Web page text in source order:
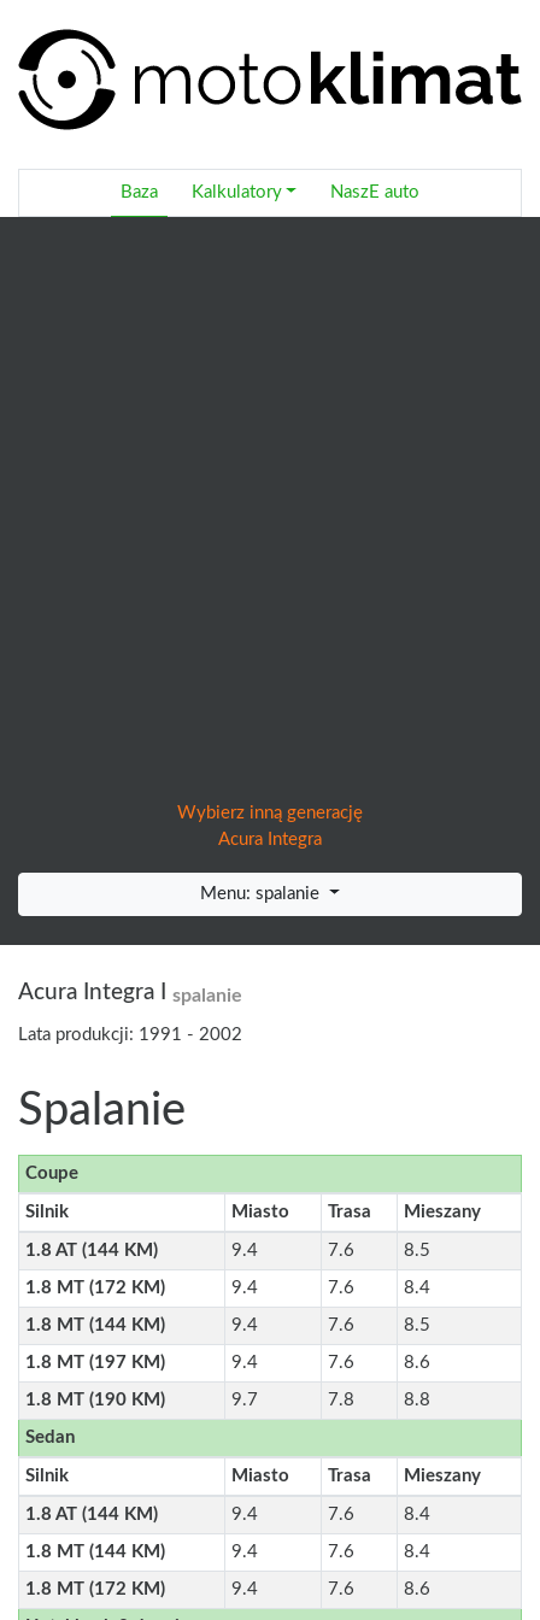
Baza Kalkulatory NaszE auto
Wybierz inną generację
Acura Integra
Menu: spalanie
Acura Integra I spalanie
Lata produkcji: 1991 - 2002
Spalanie
Coupe
Silnik Miasto Trasa Mieszany
1.8 AT (144 KM) 9.4 7.6 8.5
1.8 MT (172 KM) 9.4 7.6 8.4
1.8 MT (144 KM) 9.4 7.6 8.5
1.8 MT (197 KM) 9.4 7.6 8.6
1.8 MT (190 KM) 9.7 7.8 8.8
Sedan
Silnik Miasto Trasa Mieszany
1.8 AT (144 KM) 9.4 7.6 8.4
1.8 MT (144 KM) 9.4 7.6 8.4
1.8 MT (172 KM) 9.4 7.6 8.6